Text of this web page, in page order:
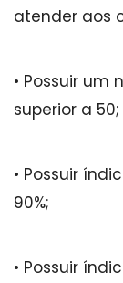
atender aos
• Possuir
superior a 50;
• Possuir
90%;
• Possuir